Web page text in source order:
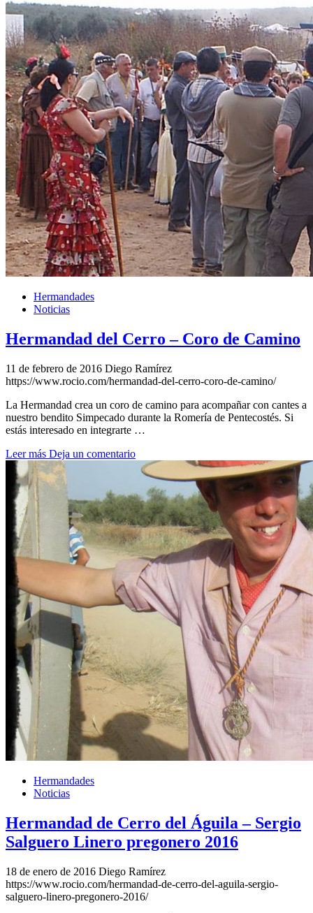
Hermandades
Noticias
Hermandad del Cerro – Coro de Camino
11 de febrero de 2016 Diego Ramírez
https://www.rocio.com/hermandad-del-cerro-coro-de-camino/
La Hermandad crea un coro de camino para acompañar con cantes a
nuestro bendito Simpecado durante la Romería de Pentecostés. Si
estás interesado en integrarte …
Leer más Deja un comentario
Hermandades
Noticias
Hermandad de Cerro del Águila – Sergio
Salguero Linero pregonero 2016
18 de enero de 2016 Diego Ramírez
https://www.rocio.com/hermandad-de-cerro-del-aguila-sergio-
salguero-linero-pregonero-2016/